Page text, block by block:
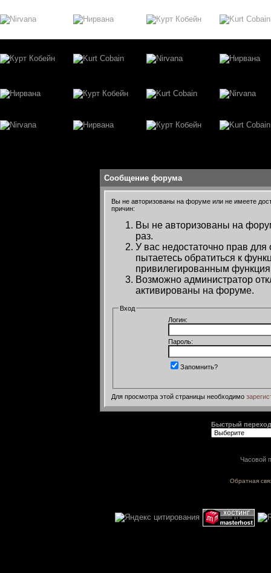
Сообщение форума
Вы не авторизованы на форуме или не имеете
причин:
Вы не авторизованы на
раз.
У вас недостаточно прав
пытаетесь обратиться к
привилегированным
Возможно администратор
активированы на форуме.
Вход
Логин:
Пароль:
Запомнить?
Для просмотра этой страницы необходимо
Быстрый переход
Часовой
Обратная